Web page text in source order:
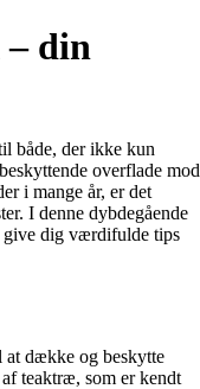
din
både, der ikke kun
overflade mod
i mange år, er det
I denne dybdegående
give dig værdifulde tips
at dække og beskytte
teaktræ, som er kendt